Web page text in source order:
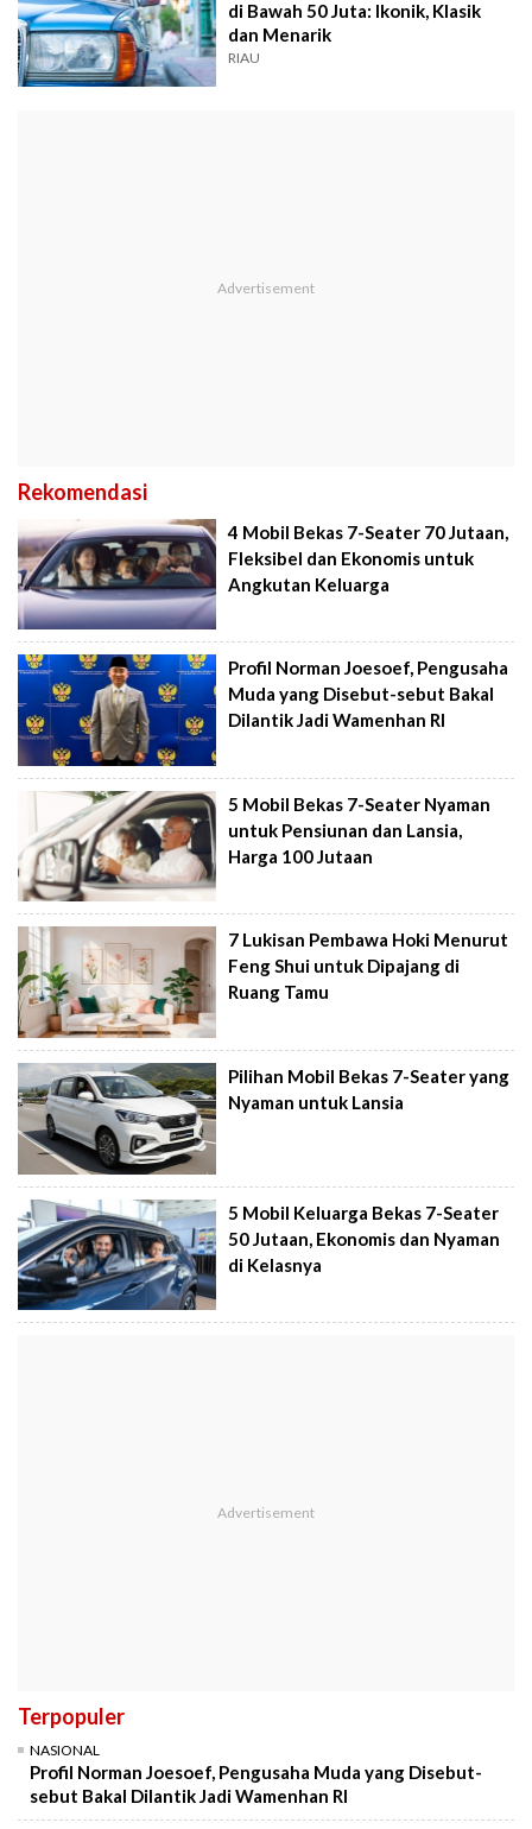
di Bawah 50 Juta: Ikonik, Klasik
dan Menarik
RIAU
Rekomendasi
4 Mobil Bekas 7-Seater 70 Jutaan,
Fleksibel dan Ekonomis untuk
Angkutan Keluarga
Profil Norman Joesoef, Pengusaha
Muda yang Disebut-sebut Bakal
Dilantik Jadi Wamenhan RI
5 Mobil Bekas 7-Seater Nyaman
untuk Pensiunan dan Lansia,
Harga 100 Jutaan
7 Lukisan Pembawa Hoki Menurut
Feng Shui untuk Dipajang di
Ruang Tamu
Pilihan Mobil Bekas 7-Seater yang
Nyaman untuk Lansia
5 Mobil Keluarga Bekas 7-Seater
50 Jutaan, Ekonomis dan Nyaman
di Kelasnya
Terpopuler
NASIONAL
Profil Norman Joesoef, Pengusaha Muda yang Disebut-
sebut Bakal Dilantik Jadi Wamenhan RI